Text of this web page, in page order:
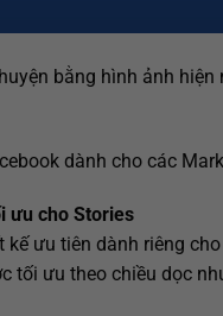
bằng hình ảnh
dành cho các
ưu cho Stories
kế ưu tiên dành riêng
tối ưu theo chiều dọc